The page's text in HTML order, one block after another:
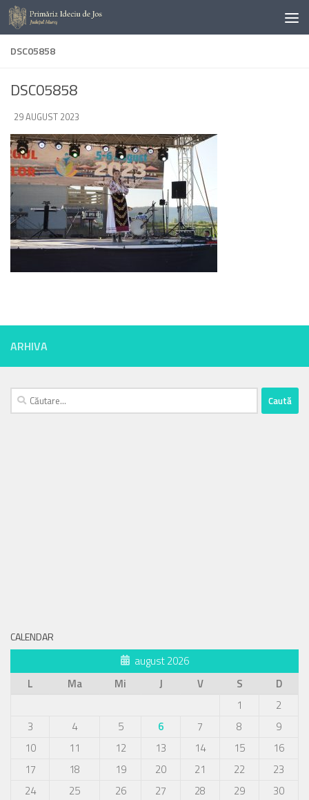
Skip to content
DSC05858
DSC05858
DE·
29 AUGUST 2023
ARHIVA
Caută
după:
CALENDAR
august 2026
L
Ma Mi J V S
D
1
2
3
4 5 6 7 8
9
10
11 12 13 14 15
16
17
18 19 20 21 22
23
24
25 26 27 28 29
30